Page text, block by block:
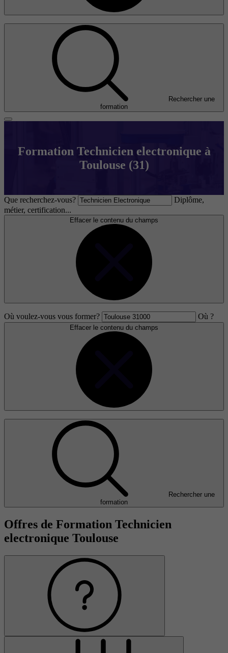
Rechercher une
formation
Formation Technicien electronique à
Toulouse (31)
Que recherchez-vous?
Diplôme,
métier, certification...
Effacer le contenu du champs
Où voulez-vous vous former? Où ?
Effacer le contenu du champs
Rechercher une
formation
Offres de Formation Technicien
electronique Toulouse